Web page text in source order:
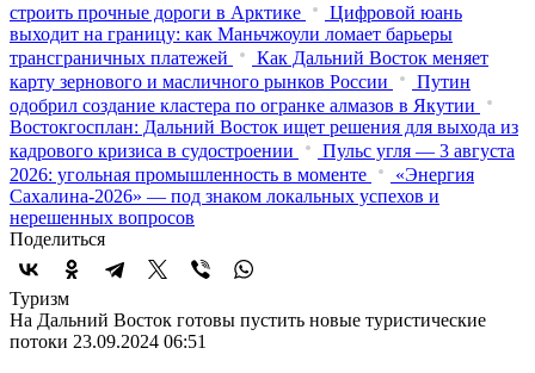
строить прочные дороги в Арктике
Цифровой юань
выходит на границу: как Маньчжоули ломает барьеры
трансграничных платежей
Как Дальний Восток меняет
карту зернового и масличного рынков России
Путин
одобрил создание кластера по огранке алмазов в Якутии
Востокгосплан: Дальний Восток ищет решения для выхода из
кадрового кризиса в судостроении
Пульс угля — 3 августа
2026: угольная промышленность в моменте
«Энергия
Сахалина-2026» — под знаком локальных успехов и
нерешенных вопросов
Поделиться
Туризм
На Дальний Восток готовы пустить новые туристические
потоки 23.09.2024 06:51